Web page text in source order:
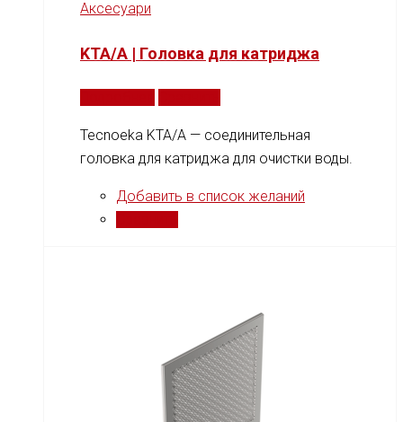
Аксесуари
KTA/A | Головка для катриджа
Tecnoeka KTA/A — соединительная
головка для катриджа для очистки воды.
Добавить в список желаний